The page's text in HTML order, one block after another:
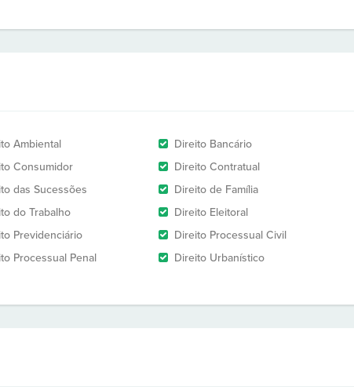
Ambiental
Direito Bancário
Consumidor
Direito Contratual
das Sucessões
Direito de Família
do Trabalho
Direito Eleitoral
Previdenciário
Direito Processual Civil
Processual Penal Direito Urbanístico